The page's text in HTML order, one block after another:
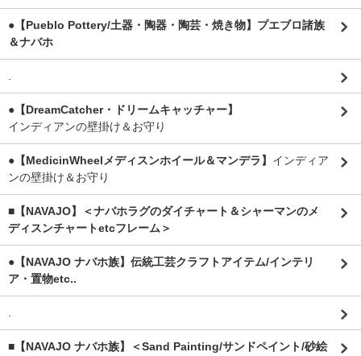
●【Pueblo Pottery/土器・陶器・陶芸・焼き物】プエブロ諸族
＆ナバホ
.
●【DreamCatcher・ドリームキャッチャー】
インディアンの壁掛け＆お守り
●【MedicinWheelメディスンホイール＆マンデラ】 インディア
ンの壁掛け＆お守り
■【NAVAJO】＜ナバホラグのダイチャート＆シャーマンのメ
ディスンチャートetcフレーム＞
●【NAVAJO ナバホ族】伝統工芸クラフトアイテム/インテリ
ア・置物etc..
.
■【NAVAJO ナバホ族】＜Sand Painting/サンドペイント/砂絵